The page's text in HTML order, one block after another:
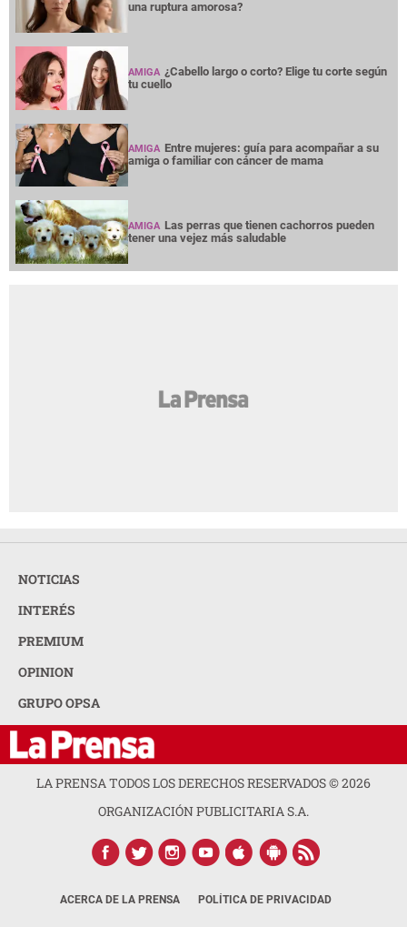
una ruptura amorosa?
AMIGA ¿Cabello largo o corto? Elige tu corte según
tu cuello
AMIGA Entre mujeres: guía para acompañar a su
amiga o familiar con cáncer de mama
AMIGA Las perras que tienen cachorros pueden
tener una vejez más saludable
NOTICIAS
INTERÉS
PREMIUM
OPINION
GRUPO OPSA
LA PRENSA TODOS LOS DERECHOS RESERVADOS ©2026
ORGANIZACIÓN PUBLICITARIA S.A.
ACERCA DE LA PRENSA POLÍTICA DE PRIVACIDAD